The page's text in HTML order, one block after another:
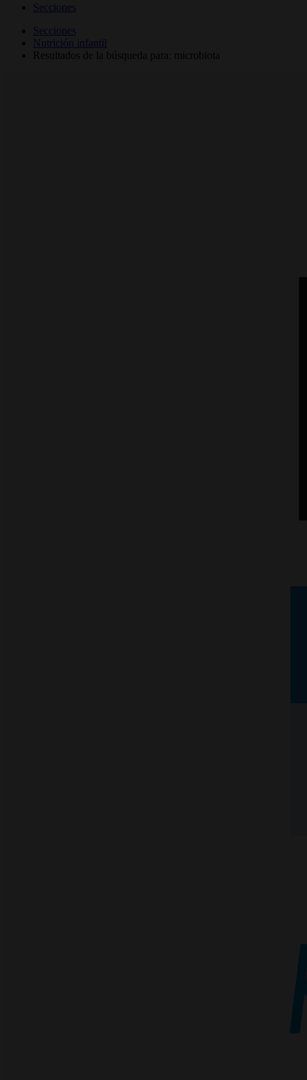
Secciones
Secciones
Nutrición infantil
Resultados de la búsqueda para: microbiota